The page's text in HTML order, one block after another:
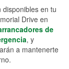
en tu
Drive en
de
, y
a mantenerte